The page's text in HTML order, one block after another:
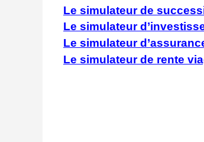
Le simulateur de
Le simulateur
Le simulateur
Le simulateur de rente